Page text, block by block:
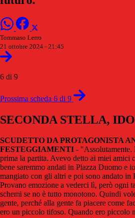
Tommaso Lerro
21 ottobre 2024 - 21:45
6 di 9
Prossima scheda 6 di 9
SECONDA STELLA,
SCUDETTO DA PROTAGONISTA
FESTEGGIAMENTI - "Assolutamente.
prima la partita. Avevo detto ai miei amici
bene saremmo andati in Piazza Duomo e
mangiato con gli altri e poi sono andato in
Provano emozione a vederci lì, però ogni
schemi se no è tutto monotono. Quindi
gente, perché alla gente fa piacere come
ero un piccolo tifoso. Quando ero piccolo